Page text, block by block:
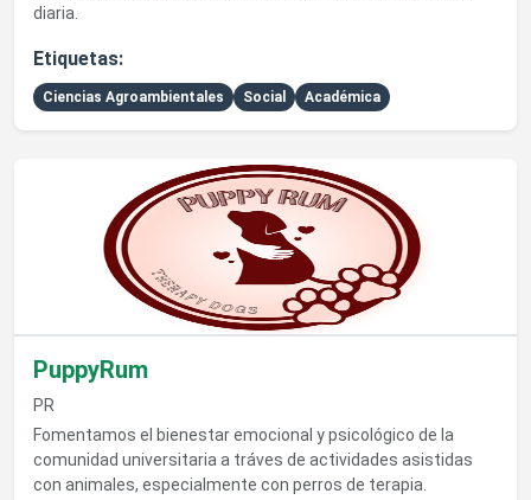
diaria.
Etiquetas:
Ciencias Agroambientales Social Académica
Ver detalles de PuppyRum
PuppyRum
PR
Fomentamos el bienestar emocional y psicológico de la
comunidad universitaria a tráves de actividades asistidas
con animales, especialmente con perros de terapia.